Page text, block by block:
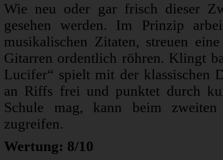
Wie neu oder gar frisch dieser
gesehen werden. Im Prinzip
musikalischen Zitaten, streuen
Gitarren ordentlich röhren. Klingt
Lucifer“ spielt mit der klassischen
an Riffs frei und punktet durch
Schule mag, kann beim
zugreifen.
Wertung: 8/10